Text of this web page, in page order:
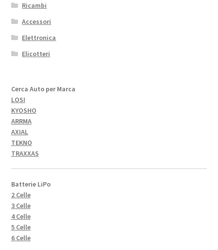
Ricambi
Accessori
Elettronica
Elicotteri
Cerca Auto per Marca
LOSI
KYOSHO
ARRMA
AXIAL
TEKNO
TRAXXAS
Batterie LiPo
2 Celle
3 Celle
4 Celle
5 Celle
6 Celle